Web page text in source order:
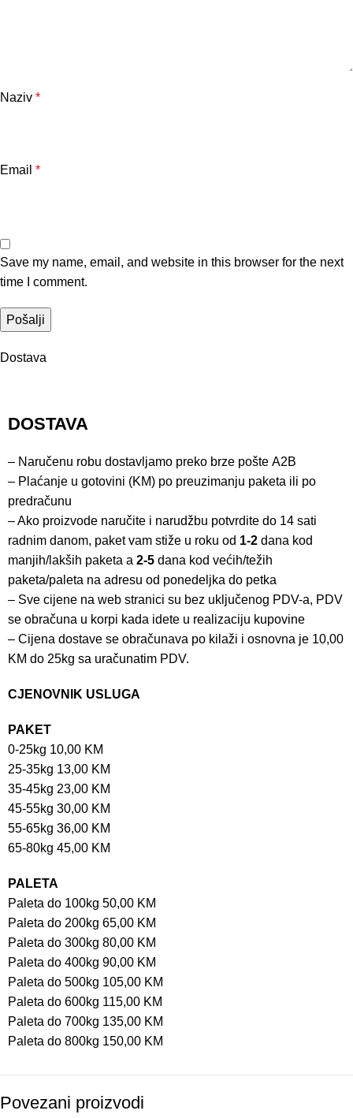
Naziv *
Email *
Save my name, email, and website in this browser for the next
time I comment.
Dostava
DOSTAVA
– Naručenu robu dostavljamo preko brze pošte A2B
– Plaćanje u gotovini (KM) po preuzimanju paketa ili po
predračunu
– Ako proizvode naručite i narudžbu potvrdite do 14 sati
radnim danom, paket vam stiže u roku od 1-2 dana kod
manjih/lakših paketa a 2-5 dana kod većih/težih
paketa/paleta na adresu od ponedeljka do petka
– Sve cijene na web stranici su bez uključenog PDV-a, PDV
se obračuna u korpi kada idete u realizaciju kupovine
– Cijena dostave se obračunava po kilaži i osnovna je 10,00
KM do 25kg sa uračunatim PDV.
CJENOVNIK USLUGA
PAKET
0-25kg 10,00 KM
25-35kg 13,00 KM
35-45kg 23,00 KM
45-55kg 30,00 KM
55-65kg 36,00 KM
65-80kg 45,00 KM
PALETA
Paleta do 100kg 50,00 KM
Paleta do 200kg 65,00 KM
Paleta do 300kg 80,00 KM
Paleta do 400kg 90,00 KM
Paleta do 500kg 105,00 KM
Paleta do 600kg 115,00 KM
Paleta do 700kg 135,00 KM
Paleta do 800kg 150,00 KM
Povezani proizvodi